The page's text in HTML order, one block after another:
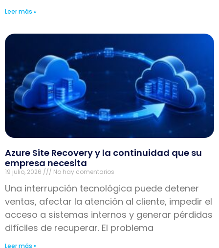
Leer más »
Azure Site Recovery y la continuidad que su
empresa necesita
19 julio, 2026 No hay comentarios
Una interrupción tecnológica puede detener
ventas, afectar la atención al cliente, impedir el
acceso a sistemas internos y generar pérdidas
difíciles de recuperar. El problema
Leer más »